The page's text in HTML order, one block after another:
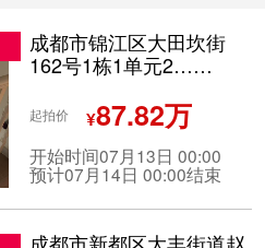
成都市锦江区大田坎街
162号1栋1单元2……
起拍价 ¥87.82万
开始时间07月13日 00:00
预计07月14日 00:00结束